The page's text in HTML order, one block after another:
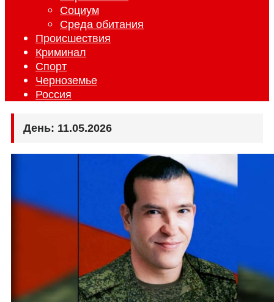
Социум
Среда обитания
Происшествия
Криминал
Спорт
Черноземье
Россия
День: 11.05.2026